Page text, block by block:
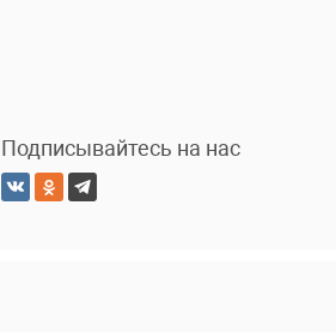
Подписывайтесь на нас